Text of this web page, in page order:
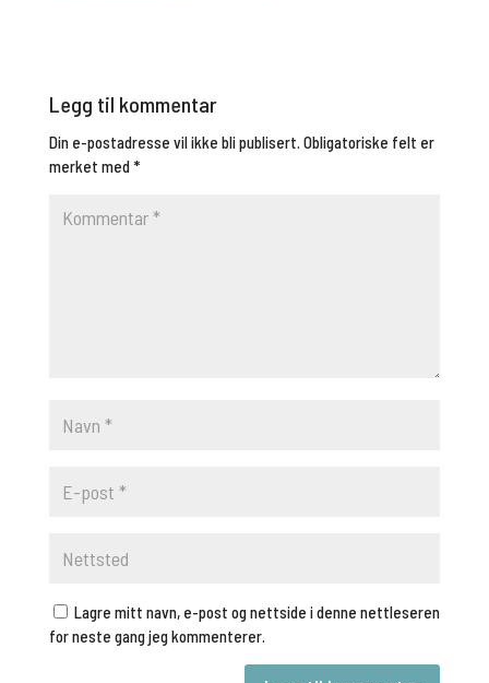
Legg til kommentar
Din e-postadresse vil ikke bli publisert. Obligatoriske felt er
merket med*
Lagre mitt navn, e-post og nettside i denne nettleseren
for neste gang jeg kommenterer.